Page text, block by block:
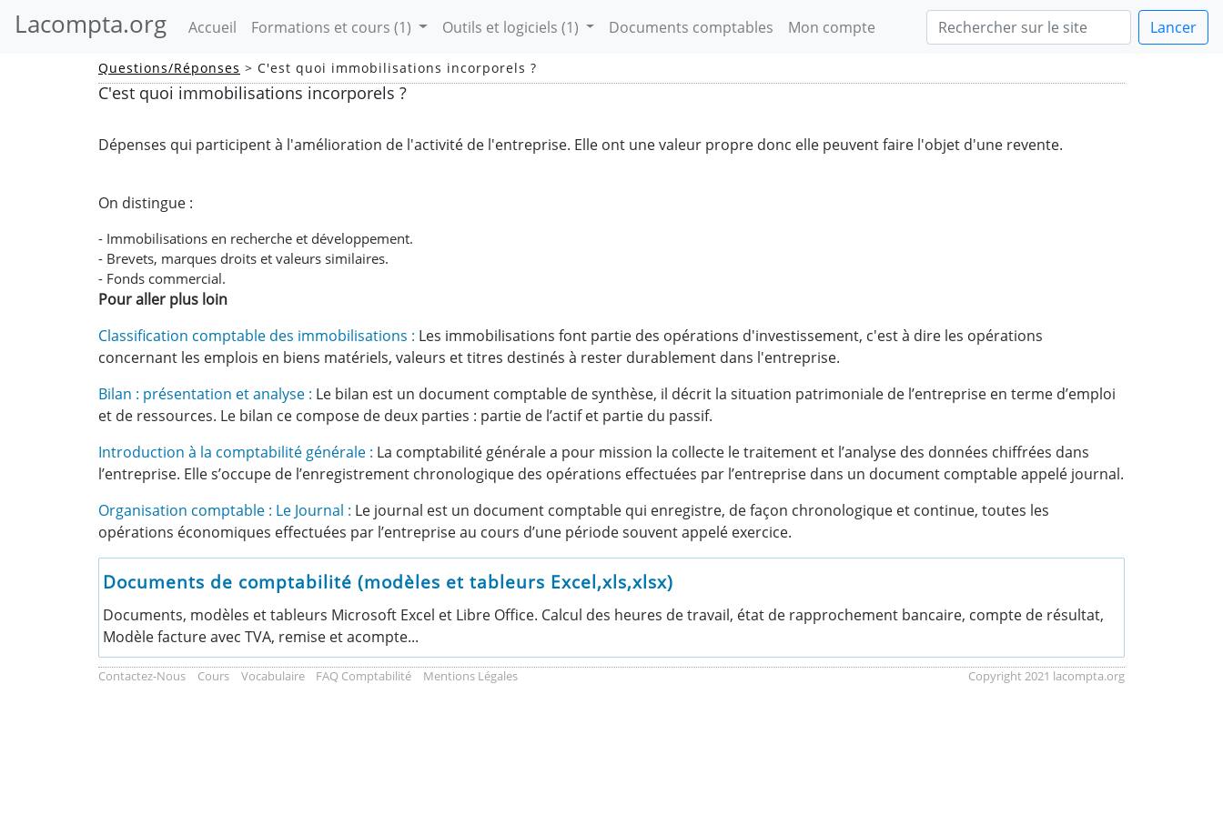
Lacompta.org Accueil (current)
Formations et cours (1) Outils et logiciels (1) Documents comptables Mon compte Lancer
Questions/Réponses > C'est quoi immobilisations incorporels ?
C'est quoi immobilisations incorporels ?
Dépenses qui participent à l'amélioration de l'activité de l'entreprise. Elle ont une valeur propre donc elle peuvent faire l'objet d'une revente.
On distingue :
- Immobilisations en recherche et développement.
- Brevets, marques droits et valeurs similaires.
- Fonds commercial.
Pour aller plus loin
Classification comptable des immobilisations : Les immobilisations font partie des opérations d'investissement, c'est à dire les opérations
concernant les emplois en biens matériels, valeurs et titres destinés à rester durablement dans l'entreprise.
Bilan : présentation et analyse : Le bilan est un document comptable de synthèse, il décrit la situation patrimoniale de l’entreprise en terme d’emploi
et de ressources. Le bilan ce compose de deux parties : partie de l’actif et partie du passif.
Introduction à la comptabilité générale : La comptabilité générale a pour mission la collecte le traitement et l’analyse des données chiffrées dans
l’entreprise. Elle s’occupe de l’enregistrement chronologique des opérations effectuées par l’entreprise dans un document comptable appelé journal.
Organisation comptable : Le Journal : Le journal est un document comptable qui enregistre, de façon chronologique et continue, toutes les
opérations économiques effectuées par l’entreprise au cours d’une période souvent appelé exercice.
Documents de comptabilité (modèles et tableurs Excel,xls,xlsx)
Documents, modèles et tableurs Microsoft Excel et Libre Office. Calcul des heures de travail, état de rapprochement bancaire, compte de résultat,
Modèle facture avec TVA, remise et acompte...
Contactez-Nous Cours Vocabulaire FAQ Comptabilité Mentions Légales Copyright 2021 lacompta.org